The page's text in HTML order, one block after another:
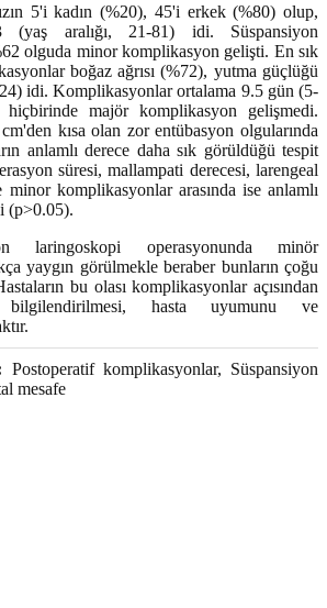
5'i kadın (%20), 45'i erkek (%80) olup,
(yaş aralığı, 21-81) idi. Süspansiyon
olguda minor komplikasyon gelişti. En sık
boğaz ağrısı (%72), yutma güçlüğü
idi. Komplikasyonlar ortalama 9.5 gün (5-
majör komplikasyon gelişmedi.
kısa olan zor entübasyon olgularında
anlamlı derece daha sık görüldüğü tespit
süresi, mallampati derecesi, larengeal
minor komplikasyonlar arasında ise anlamlı
(p>0.05).
laringoskopi operasyonunda minör
yaygın görülmekle beraber bunların çoğu
bu olası komplikasyonlar açısından
hasta uyumunu ve
Postoperatif komplikasyonlar, Süspansiyon
mesafe